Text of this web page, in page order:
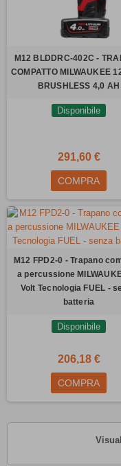
M12 BLDDRC-402C -
COMPATTO MILWAUKEE
BRUSHLESS 4,0 AH
Disponibile
291,60 €
COMPRA
M12 FPD2-0 - Trapano
a percussione
Volt Tecnologia FUEL -
batteria
Disponibile
206,18 €
COMPRA